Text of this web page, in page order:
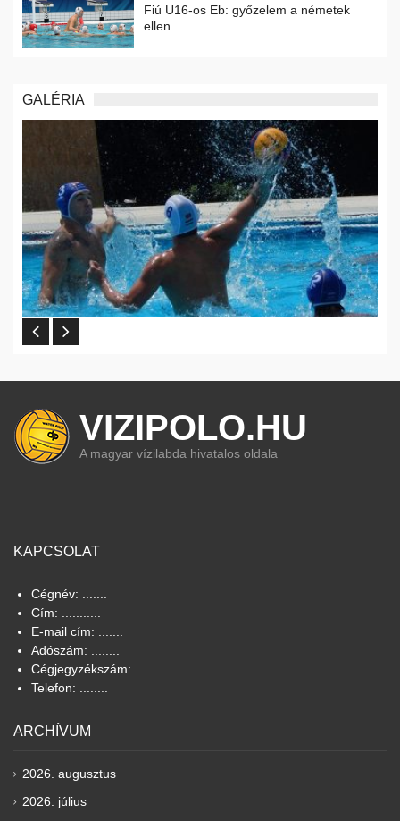
Fiú U16-os Eb: győzelem a németek
ellen
GALÉRIA
VIZIPOLO.HU
A magyar vízilabda hivatalos oldala
KAPCSOLAT
Cégnév: .......
Cím: ...........
E-mail cím: .......
Adószám: ........
Cégjegyzékszám: .......
Telefon: ........
ARCHÍVUM
2026. augusztus
2026. július